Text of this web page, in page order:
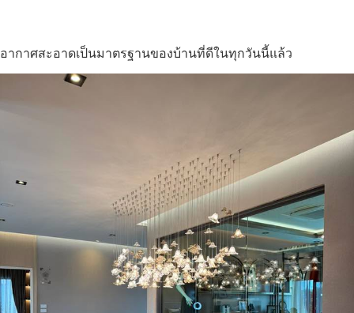
อากาศสะอาดเป็นมาตรฐานของบ้านที่ดีในทุกวันนี้แล้ว